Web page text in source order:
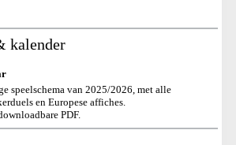
kalender
speelschema van 2025/2026, met alle
en Europese affiches.
PDF.